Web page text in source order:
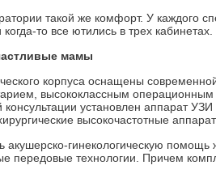
такой же комфорт. У каждого
то все ютились в трех кабинетах.
мамы
корпуса оснащены
высококлассным
установлен аппарат УЗИ
высокочастотные
акушерско-гинекологическую
передовые технологии. Причем